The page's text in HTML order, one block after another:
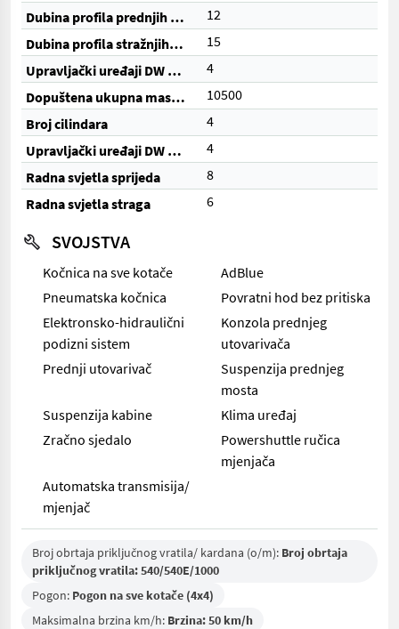
Dubina profila prednjih guma (%)
12
Dubina profila stražnjih guma (%)
15
Upravljački uređaji DW (ukupno)
4
Dopuštena ukupna masa (kg)
10500
Broj cilindara
4
Upravljački uređaji DW (električni)
4
Radna svjetla sprijeda
8
Radna svjetla straga
6
SVOJSTVA
Kočnica na sve kotače
AdBlue
Pneumatska kočnica
Povratni hod bez pritiska
Elektronsko-hidraulični
podizni sistem
Konzola prednjeg
utovarivača
Prednji utovarivač
Suspenzija prednjeg
mosta
Suspenzija kabine
Klima uređaj
Zračno sjedalo
Powershuttle ručica
mjenjača
Automatska transmisija/
mjenjač
Broj obrtaja priključnog vratila/ kardana (o/m): Broj obrtaja
priključnog vratila: 540/540E/1000
Pogon: Pogon na sve kotače (4x4)
Maksimalna brzina km/h: Brzina: 50 km/h